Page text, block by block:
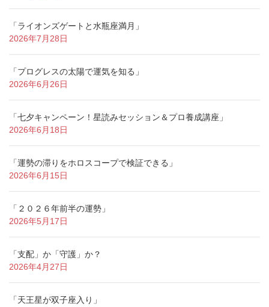
「ライオンズゲートと水瓶座満月」
2026年7月28日
「プログレスの太陽で運気を知る」
2026年6月26日
「七夕キャンペーン！星読みセッション＆プロ養成講座」
2026年6月18日
「運勢の滞りをホロスコープで検証できる」
2026年6月15日
「２０２６年前半の運勢」
2026年5月17日
「支配」か「守護」か？
2026年4月27日
「天王星が双子座入り」